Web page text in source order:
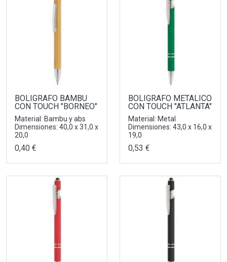
BOLIGRAFO BAMBU
CON TOUCH "BORNEO"
Material: Bambu y abs
Dimensiones: 40,0 x 31,0 x
20,0
0,40 €
BOLIGRAFO METALICO
CON TOUCH "ATLANTA"
Material: Metal
Dimensiones: 43,0 x 16,0 x
19,0
0,53 €